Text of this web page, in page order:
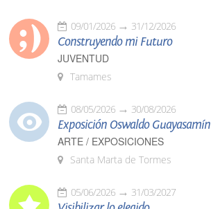
09/01/2026 31/12/2026
Construyendo mi Futuro
JUVENTUD
Tamames
08/05/2026 30/08/2026
Exposición Oswaldo Guayasamín
ARTE / EXPOSICIONES
Santa Marta de Tormes
05/06/2026 31/03/2027